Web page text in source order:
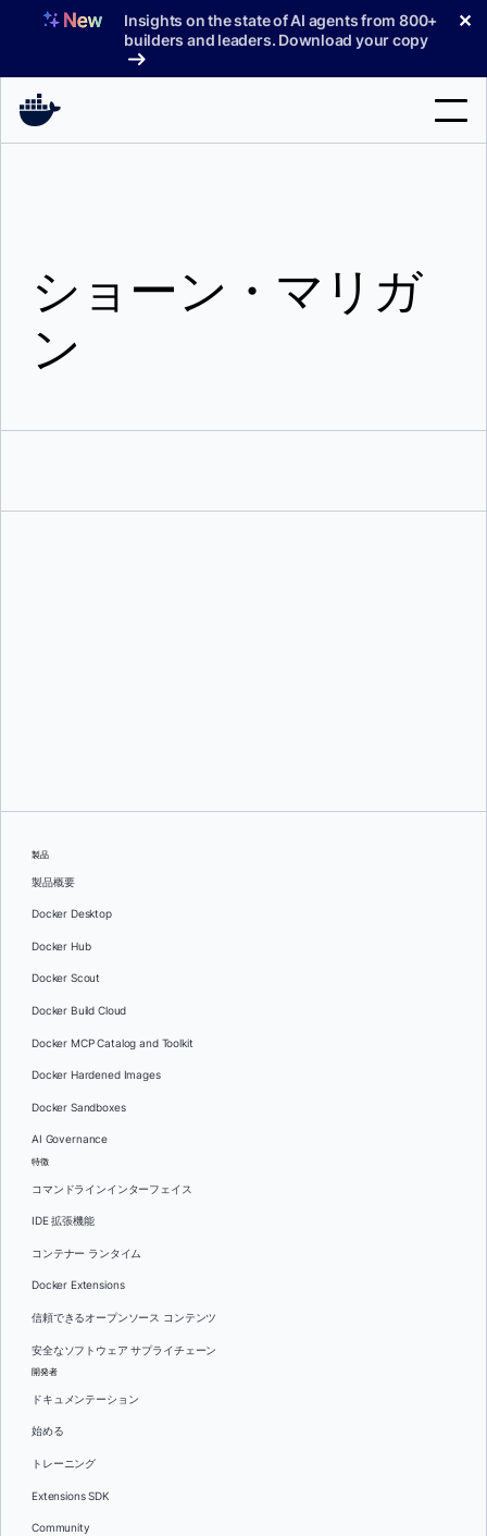
へ
Insights on the state of AI agents from 800+
builders and leaders. Download your copy
✕
料金プラン
ブログ
ショーン・マリガ
ン
製品
製品概要
Docker Desktop
Docker Hub
Docker Scout
Docker Build Cloud
Docker MCP Catalog and Toolkit
Docker Hardened Images
Docker Sandboxes
AI Governance
特徴
コマンドラインインターフェイス
IDE 拡張機能
コンテナー ランタイム
Docker Extensions
信頼できるオープンソース コンテンツ
安全なソフトウェア サプライチェーン
開発者
ドキュメンテーション
始める
トレーニング
Extensions SDK
Community